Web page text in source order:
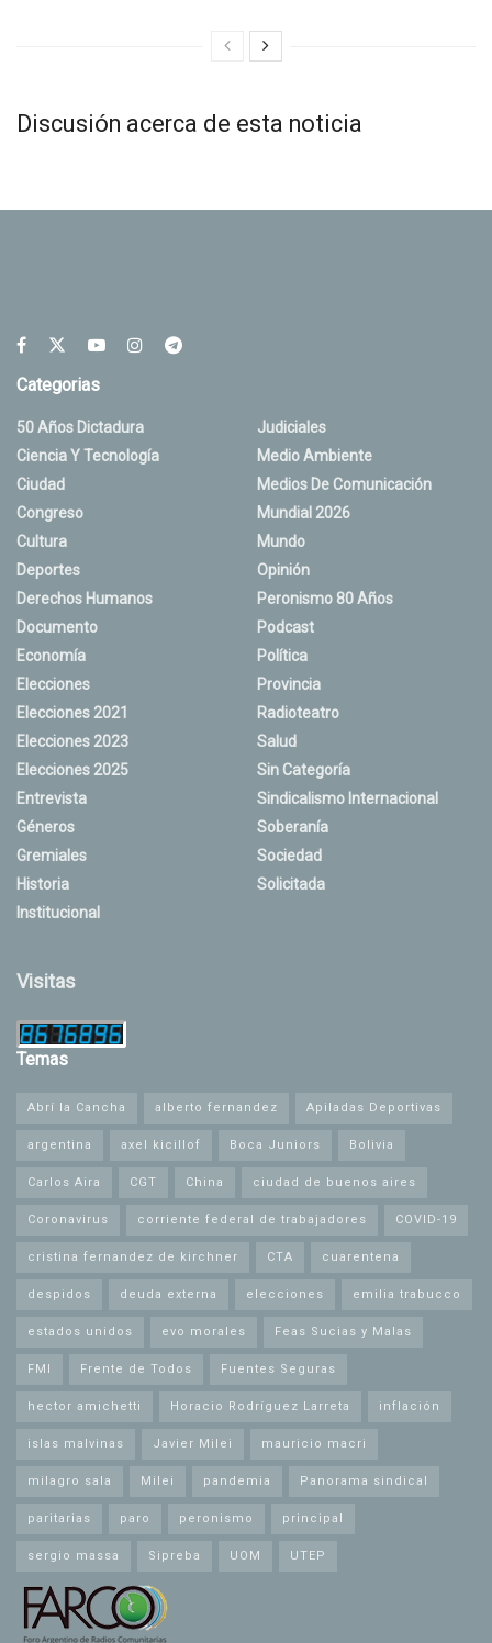
Discusión acerca de esta noticia
Categorias
50 Años Dictadura
Ciencia Y Tecnología
Ciudad
Congreso
Cultura
Deportes
Derechos Humanos
Documento
Economía
Elecciones
Elecciones 2021
Elecciones 2023
Elecciones 2025
Entrevista
Géneros
Gremiales
Historia
Institucional
Judiciales
Medio Ambiente
Medios De Comunicación
Mundial 2026
Mundo
Opinión
Peronismo 80 Años
Podcast
Política
Provincia
Radioteatro
Salud
Sin Categoría
Sindicalismo Internacional
Soberanía
Sociedad
Solicitada
Visitas
Temas
Abrí la Cancha alberto fernandez Apiladas Deportivas
argentina axel kicillof Boca Juniors Bolivia
Carlos Aira CGT China ciudad de buenos aires
Coronavirus corriente federal de trabajadores COVID-19
cristina fernandez de kirchner CTA cuarentena
despidos deuda externa elecciones emilia trabucco
estados unidos evo morales Feas Sucias y Malas
FMI Frente de Todos Fuentes Seguras
hector amichetti Horacio Rodríguez Larreta inflación
islas malvinas Javier Milei mauricio macri
milagro sala Milei pandemia Panorama sindical
paritarias paro peronismo principal
sergio massa Sipreba UOM UTEP